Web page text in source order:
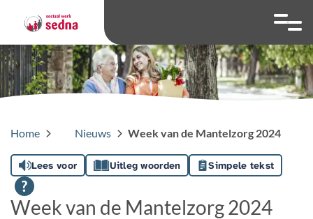
Hoog contrast
Ga naar
Home Nieuws Week van de Mantelzorg 2024
Lees voor Uitleg woorden Simpele tekst
Week van de Mantelzorg 2024